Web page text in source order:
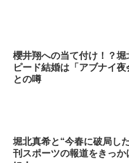
櫻井翔への当て付け！？
ピード結婚は「アブナイ
との噂
堀北真希と“今春に破局し
刊スポーツの報道をきっ